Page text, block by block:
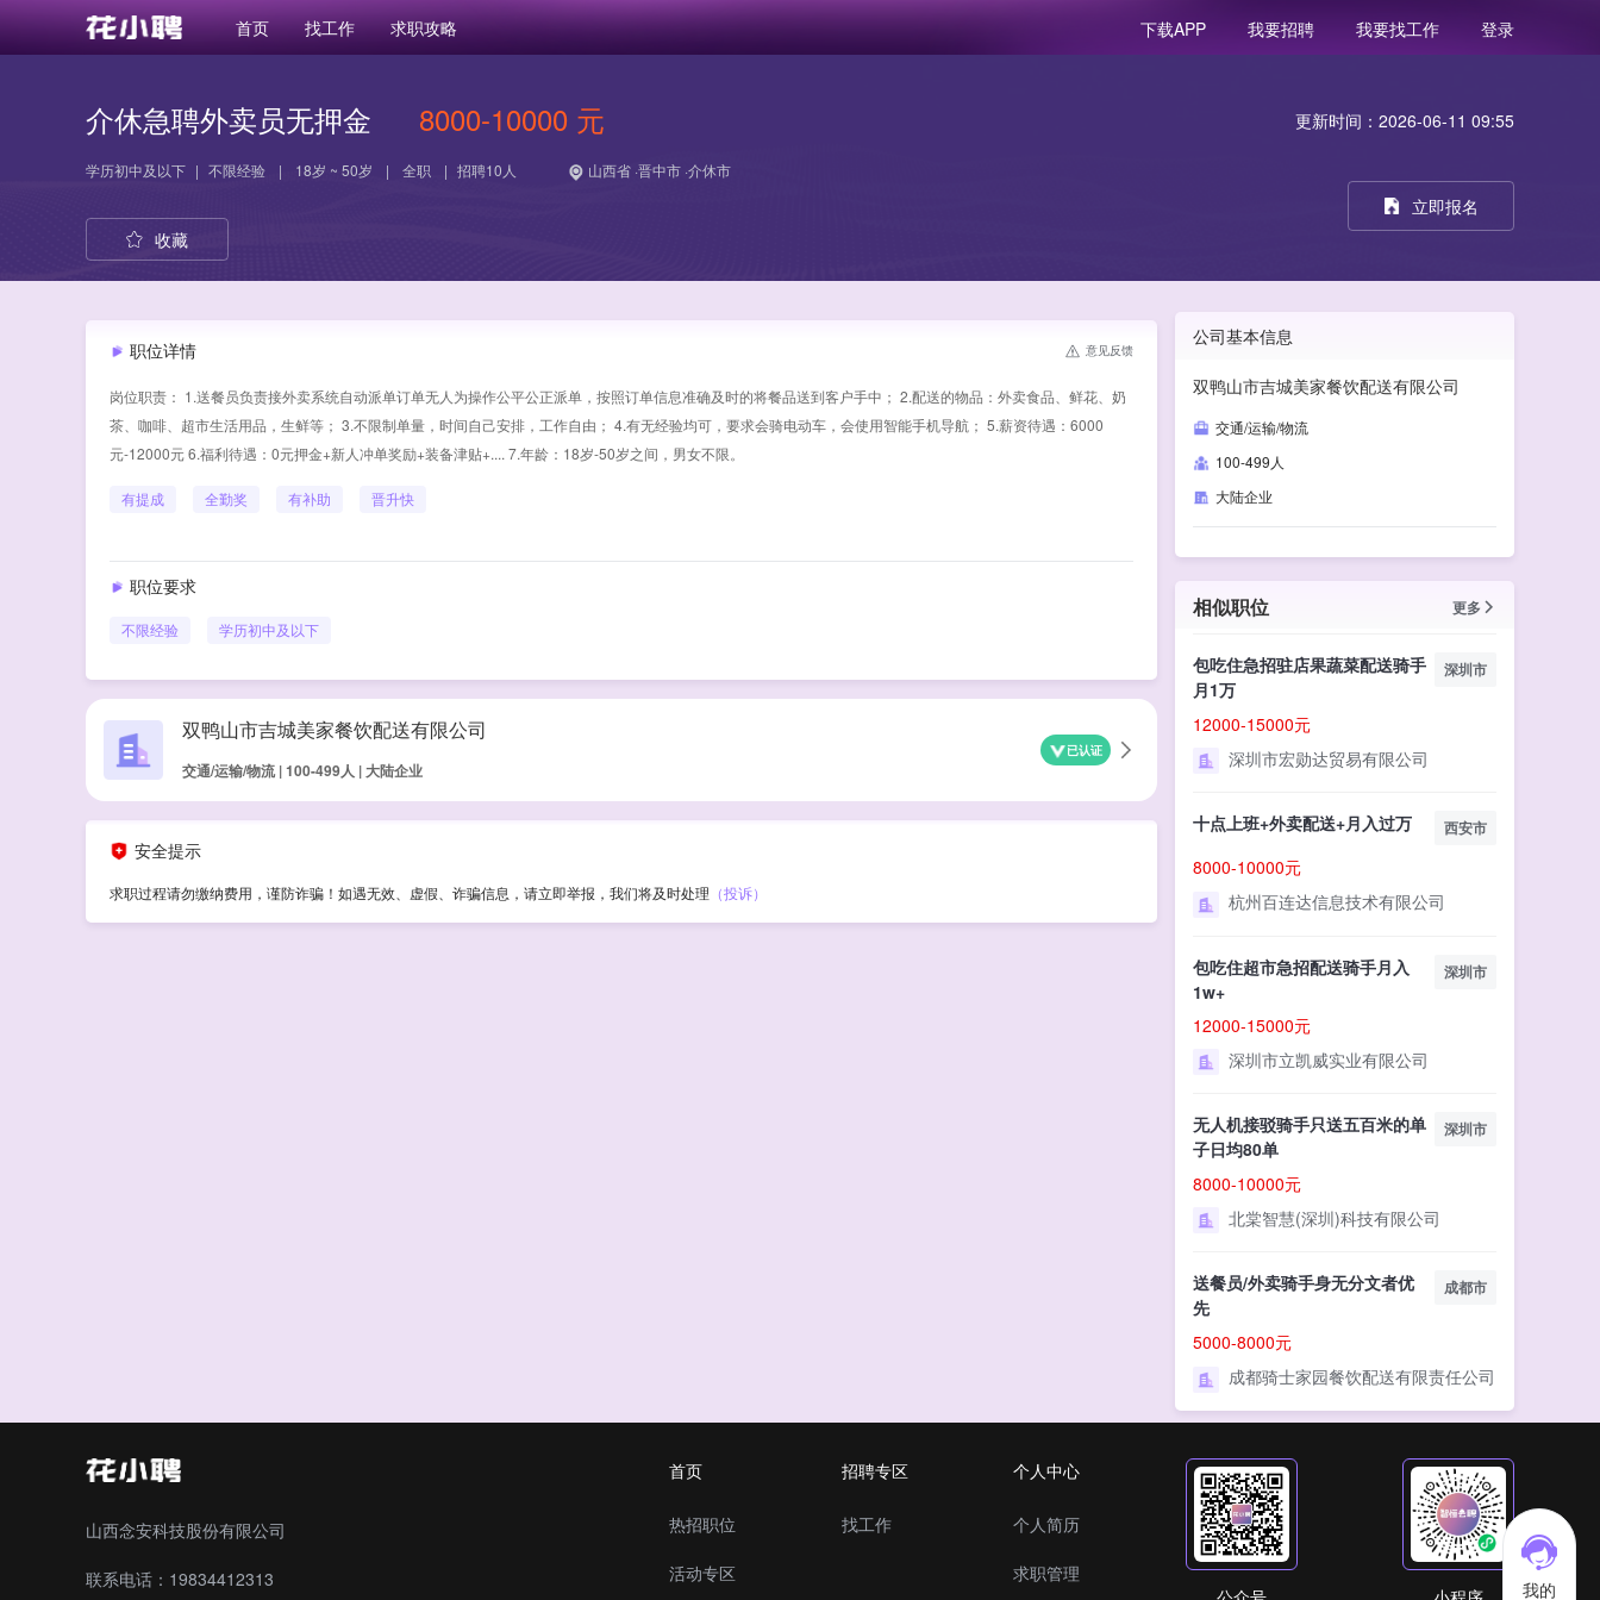
首页 找工作 求职攻略 下载APP 我要招聘 我要找工作 登录
我的
介休急聘外卖员无押金 8000-10000 元
学历初中及以下 | 不限经验 | 18岁 ~ 50岁 | 全职 | 招聘10人 山西省 ·晋中市 ·介休市
收藏
职位详情 意见反馈
岗位职责： 1.送餐员负责接外卖系统自动派单订单无人为操作公平公正派单，按照订单信息准确及时的将餐品送到客户手中； 2.配送的物品：外卖食品、鲜花、奶
茶、咖啡、超市生活用品，生鲜等； 3.不限制单量，时间自己安排，工作自由； 4.有无经验均可，要求会骑电动车，会使用智能手机导航； 5.薪资待遇：6000
元-12000元 6.福利待遇：0元押金+新人冲单奖励+装备津贴+.... 7.年龄：18岁-50岁之间，男女不限。
有提成 全勤奖 有补助 晋升快
职位要求
不限经验 学历初中及以下
双鸭山市吉城美家餐饮配送有限公司
交通/运输/物流 | 100-499人 | 大陆企业
已认证
安全提示
求职过程请勿缴纳费用，谨防诈骗！如遇无效、虚假、诈骗信息，请立即举报，我们将及时处理 （投诉）
更新时间：2026-06-11 09:55
立即报名
公司基本信息
双鸭山市吉城美家餐饮配送有限公司
交通/运输/物流
100-499人
大陆企业
相似职位 更多
包吃住急招驻店果蔬菜配送骑手
月1万
深圳市
12000-15000元
深圳市宏勋达贸易有限公司
十点上班+外卖配送+月入过万 西安市
8000-10000元
杭州百连达信息技术有限公司
包吃住超市急招配送骑手月入
1w+
深圳市
12000-15000元
深圳市立凯威实业有限公司
无人机接驳骑手只送五百米的单
子日均80单
深圳市
8000-10000元
北棠智慧(深圳)科技有限公司
送餐员/外卖骑手身无分文者优
先
成都市
5000-8000元
成都骑士家园餐饮配送有限责任公司
山西念安科技股份有限公司
联系电话：19834412313
首页
热招职位
活动专区
招聘专区
找工作
个人中心
个人简历
求职管理